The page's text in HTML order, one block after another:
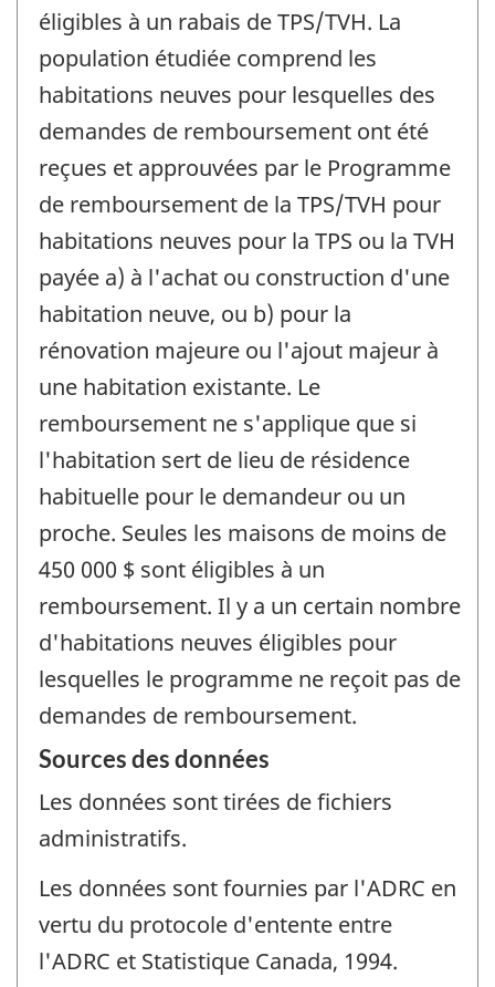
éligibles à un rabais de TPS/TVH. La
population étudiée comprend les
habitations neuves pour lesquelles des
demandes de remboursement ont été
reçues et approuvées par le Programme
de remboursement de la TPS/TVH pour
habitations neuves pour la TPS ou la TVH
payée a) à l'achat ou construction d'une
habitation neuve, ou b) pour la
rénovation majeure ou l'ajout majeur à
une habitation existante. Le
remboursement ne s'applique que si
l'habitation sert de lieu de résidence
habituelle pour le demandeur ou un
proche. Seules les maisons de moins de
450 000 $ sont éligibles à un
remboursement. Il y a un certain nombre
d'habitations neuves éligibles pour
lesquelles le programme ne reçoit pas de
demandes de remboursement.
Sources des données
Les données sont tirées de fichiers
administratifs.
Les données sont fournies par l'ADRC en
vertu du protocole d'entente entre
l'ADRC et Statistique Canada, 1994.